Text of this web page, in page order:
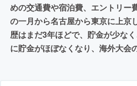
めの交通費や宿泊費、エントリー
の一月から名古屋から東京に上京
歴はまだ3年ほどで、貯金が少な
に貯金がほぼなくなり、海外大会